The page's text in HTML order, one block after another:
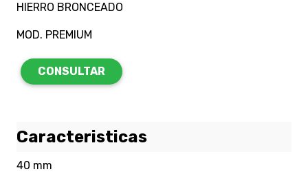
HIERRO BRONCEADO
MOD. PREMIUM
CONSULTAR
Caracteristicas
40 mm